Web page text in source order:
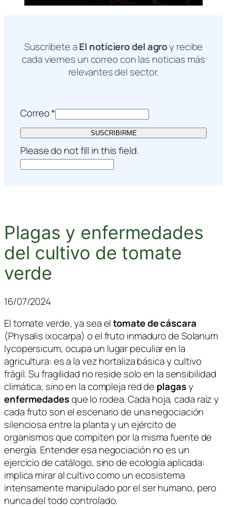
Suscríbete aEl noticiero del agroy recibe
cada viernes un correo con las noticias más
relevantes del sector.
Correo*
SUSCRIBIRME
Please do not fill in this field.
Plagas y enfermedades
del cultivo de tomate
verde
16/07/2024
El tomate verde, ya sea eltomate de cáscara
(Physalis ixocarpa) o el fruto inmaduro deSolanum
lycopersicum, ocupa un lugar peculiar en la
agricultura: es a la vez hortaliza básica y cultivo
frágil. Su fragilidad no reside solo en la sensibilidad
climática, sino en la compleja red de plagasy
enfermedadesque lo rodea. Cada hoja, cada raíz y
cada fruto son el escenario de una negociación
silenciosa entre la planta y un ejército de
organismos que compiten por la misma fuente de
energía. Entender esa negociación no es un
ejercicio de catálogo, sino de ecología aplicada:
implica mirar al cultivo como un ecosistema
intensamente manipulado por el ser humano, pero
nunca del todo controlado.